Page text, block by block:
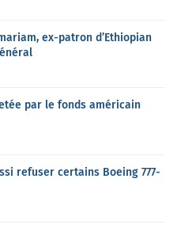
ex-patron d’Ethiopian
par le fonds américain
refuser certains Boeing 777-